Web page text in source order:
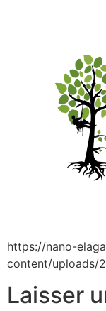
https://nano-
content/uploads/
Laisser